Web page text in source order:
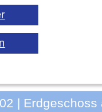
| Erdgeschoss